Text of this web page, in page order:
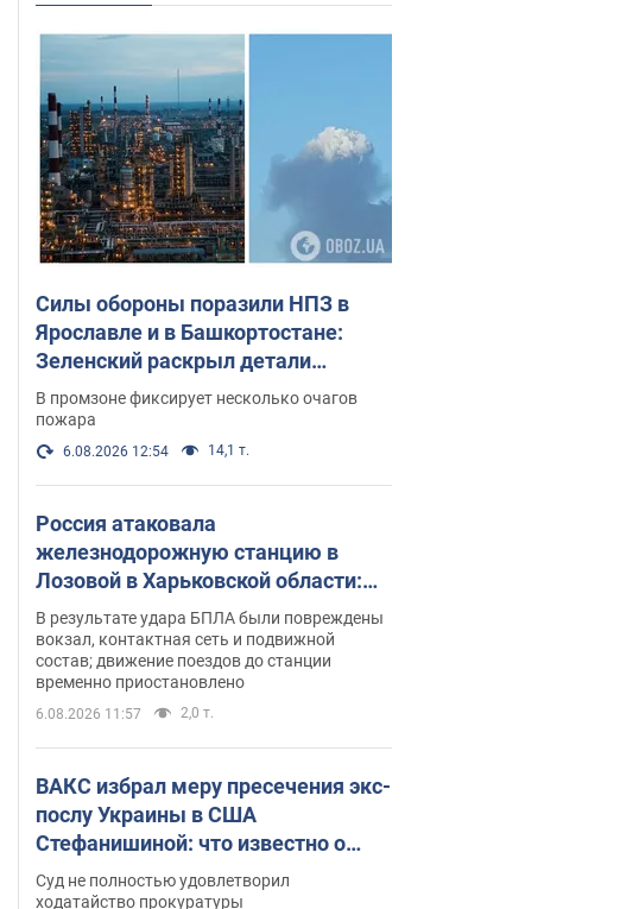
Силы обороны поразили НПЗ в
Ярославле и в Башкортостане:
Зеленский раскрыл детали
операции. Фото и видео
В промзоне фиксирует несколько очагов
пожара
6.08.2026 12:54 14,1 т.
Россия атаковала
железнодорожную станцию в
Лозовой в Харьковской области:
есть погибшие и раненые
В результате удара БПЛА были повреждены
вокзал, контактная сеть и подвижной
состав; движение поездов до станции
временно приостановлено
6.08.2026 11:57 2,0 т.
ВАКС избрал меру пресечения экс-
послу Украины в США
Стефанишиной: что известно о
деле
Суд не полностью удовлетворил
ходатайство прокуратуры